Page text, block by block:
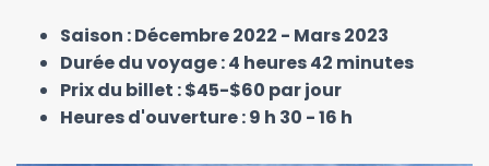
Saison : Décembre 2022 - Mars 2023
Durée du voyage : 4 heures 42 minutes
Prix du billet : $45-$60 par jour
Heures d'ouverture : 9 h 30 - 16 h